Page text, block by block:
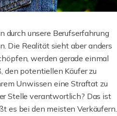
durch unsere Berufserfahrung
Die Realität sieht aber anders
werden gerade einmal
den potentiellen Käufer zu
Unwissen eine Straftat zu
Stelle verantwortlich? Das ist
es bei den meisten Verkäufern.